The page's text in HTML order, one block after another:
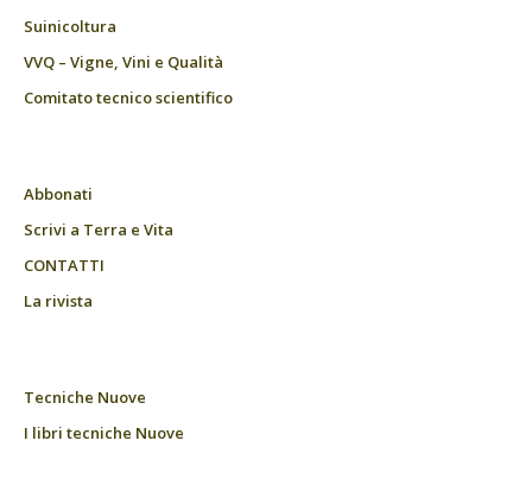
Suinicoltura
VVQ – Vigne, Vini e Qualità
Comitato tecnico scientifico
Abbonati
Scrivi a Terra e Vita
CONTATTI
La rivista
Tecniche Nuove
I libri tecniche Nuove